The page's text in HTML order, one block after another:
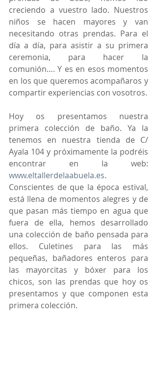
creciendo a vuestro lado. Nuestros
niños se hacen mayores y van
necesitando otras prendas. Para el
día a día, para asistir a su primera
ceremonia, para hacer la
comunión…. Y es en esos momentos
en los que queremos acompañaros y
compartir experiencias con vosotros.
Hoy os presentamos nuestra
primera colección de baño. Ya la
tenemos en nuestra tienda de C/
Ayala 104 y próximamente la podréis
www.eltallerdelaabuela.es.
Conscientes de que la época estival,
está llena de momentos alegres y de
que pasan más tiempo en agua que
fuera de ella, hemos desarrollado
una colección de baño pensada para
ellos. Culetines para las más
pequeñas, bañadores enteros para
las mayorcitas y bóxer para los
chicos, son las prendas que hoy os
presentamos y que componen esta
primera colección.